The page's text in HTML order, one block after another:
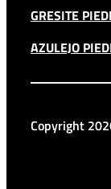
GRESITE
AZULEJO
Copyright